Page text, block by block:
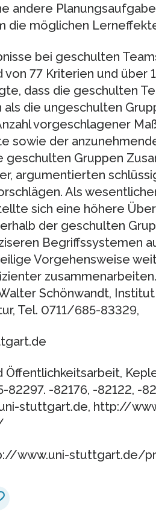
andere
die möglichen
bei geschulten
von 77 Kriterien und über
dass die geschulten
die ungeschulten
vorgeschlagener
sowie der
Gruppen
argumentierten
Als
sich eine höhere
der geschulten
Begriffssystemen
Vorgehensweise
zusammenarbeiten.
Schönwandt,
Tel. 0711/685-83329,
-82176, -82122, -
stuttgart.de, http://
www.uni-stuttgart.de/